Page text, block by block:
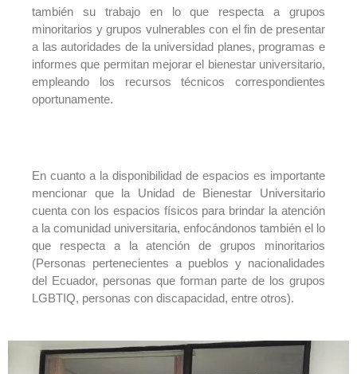
también su trabajo en lo que respecta a grupos
minoritarios y grupos vulnerables con el fin de presentar
a las autoridades de la universidad planes, programas e
informes que permitan mejorar el bienestar universitario,
empleando los recursos técnicos correspondientes
oportunamente.
En cuanto a la disponibilidad de espacios es importante
mencionar que la Unidad de Bienestar Universitario
cuenta con los espacios físicos para brindar la atención
a la comunidad universitaria, enfocándonos también el lo
que respecta a la atención de grupos minoritarios
(Personas pertenecientes a pueblos y nacionalidades
del Ecuador, personas que forman parte de los grupos
LGBTIQ, personas con discapacidad, entre otros).